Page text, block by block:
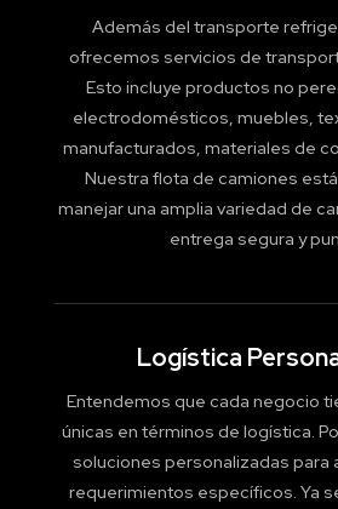
Además del transporte
ofrecemos servicios de
Esto incluye productos no
electrodomésticos, muebles,
manufacturados, materiales de
Nuestra flota de camiones
manejar una amplia variedad de
entrega segura y
Logística
Entendemos que cada negocio
únicas en términos de logística.
soluciones personalizadas para
requerimientos específicos. Ya